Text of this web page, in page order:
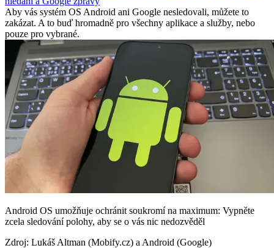
Aby vás systém OS Android ani Google nesledovali, můžete to
zakázat. A to buď hromadně pro všechny aplikace a služby, nebo
pouze pro vybrané.
Android OS umožňuje ochránit soukromí na maximum: Vypněte
zcela sledování polohy, aby se o vás nic nedozvěděl
Zdroj: Lukáš Altman (Mobify.cz) a Android (Google)